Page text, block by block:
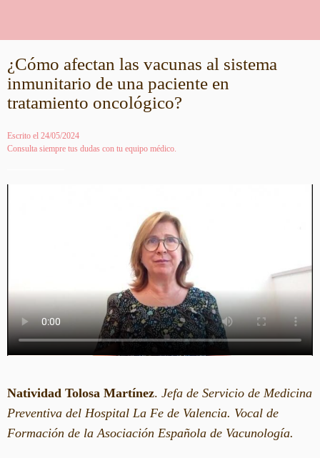
¿Cómo afectan las vacunas al sistema
inmunitario de una paciente en
tratamiento oncológico?
Escrito el 24/05/2024
Consulta siempre tus dudas con tu equipo médico.
Natividad Tolosa Martínez. Jefa de Servicio de Medicina
Preventiva del Hospital La Fe de Valencia. Vocal de
Formación de la Asociación Española de Vacunología.